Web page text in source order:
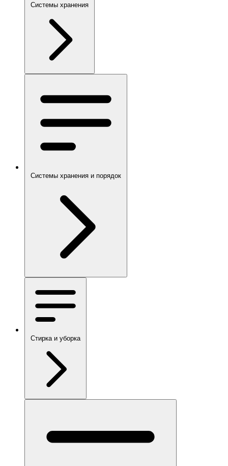
Системы хранения
Системы хранения и порядок
Стирка и уборка